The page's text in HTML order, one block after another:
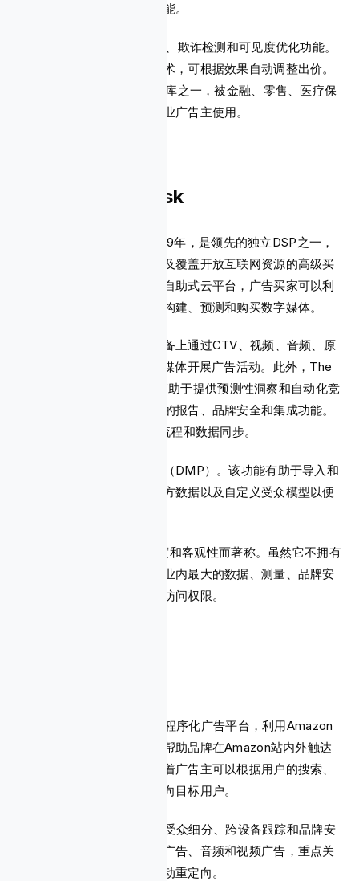
因、转化跟踪和实时报告功能。
DV360还提供品牌安全控制、欺诈检测和可见度优化功能。
其优化工具采用机器学习技术，可根据效果自动调整出价。
DV360拥有全球最大的资源库之一，被金融、零售、医疗保
健和政府等领域的数千家企业广告主使用。
3. The Trade Desk
The Trade Desk成立于2009年，是领先的独立DSP之一，
专为需要透明度、控制力以及覆盖开放互联网资源的高级买
家和代理商而打造。通过其自助式云平台，广告买家可以利
用数据驱动的洞察更顺畅地构建、预测和购买数字媒体。
数字营销人员可以在不同设备上通过CTV、视频、音频、原
生广告、展示DOOH和社交媒体开展广告活动。此外，The
Trade Desk的Koa AI引擎有助于提供预测性洞察和自动化竞
价策略。您还可以获得优质的报告、品牌安全和集成功能。
其API访问允许自定义工作流程和数据同步。
另一个优势是数据管理平台（DMP）。该功能有助于导入和
管理广告主数据、购买第三方数据以及自定义受众模型以便
The Trade Desk以其透明度和客观性而著称。虽然它不拥有
或运营媒体，但它提供了行业内最大的数据、测量、品牌安
全和广告资源提供商市场的访问权限。
Amazon DSP是一个强大的程序化广告平台，利用Amazon
广泛的第一方购物者数据，帮助品牌在Amazon站内外触达
高度目标化的受众。这意味着广告主可以根据用户的搜索、
浏览、加购或购买行为来定向目标用户。
Amazon DSP还支持自定义受众细分、跨设备跟踪和品牌安
全功能。广告格式包括展示广告、音频和视频广告，重点关
注流内广告、电视投放和移动重定向。